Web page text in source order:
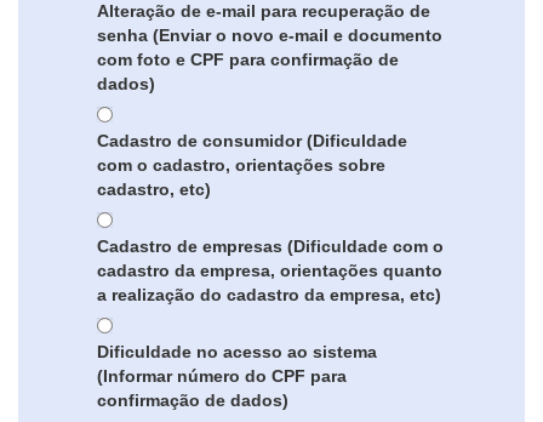
Alteração de e-mail para recuperação de
senha (Enviar o novo e-mail e documento
com foto e CPF para confirmação de
dados)
Cadastro de consumidor (Dificuldade
com o cadastro, orientações sobre
cadastro, etc)
Cadastro de empresas (Dificuldade com o
cadastro da empresa, orientações quanto
a realização do cadastro da empresa, etc)
Dificuldade no acesso ao sistema
(Informar número do CPF para
confirmação de dados)